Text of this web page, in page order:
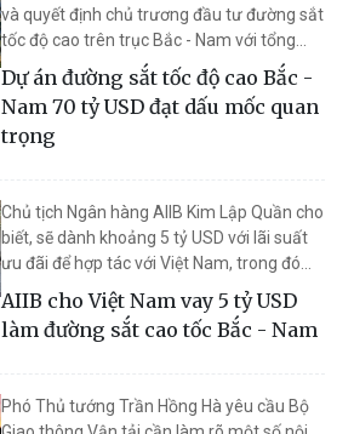
và quyết định chủ trương đầu tư đường sắt
tốc độ cao trên trục Bắc - Nam với tổng
vốn đầu tư 70 tỷ USD.
Dự án đường sắt tốc độ cao Bắc -
Nam 70 tỷ USD đạt dấu mốc quan
trọng
Chủ tịch Ngân hàng AIIB Kim Lập Quần cho
biết, sẽ dành khoảng 5 tỷ USD với lãi suất
ưu đãi để hợp tác với Việt Nam, trong đó
tập trung vào các dự án lớn như đường sắt
cao tốc Bắc - Nam, đường sắt đô thị...
AIIB cho Việt Nam vay 5 tỷ USD
làm đường sắt cao tốc Bắc - Nam
Phó Thủ tướng Trần Hồng Hà yêu cầu Bộ